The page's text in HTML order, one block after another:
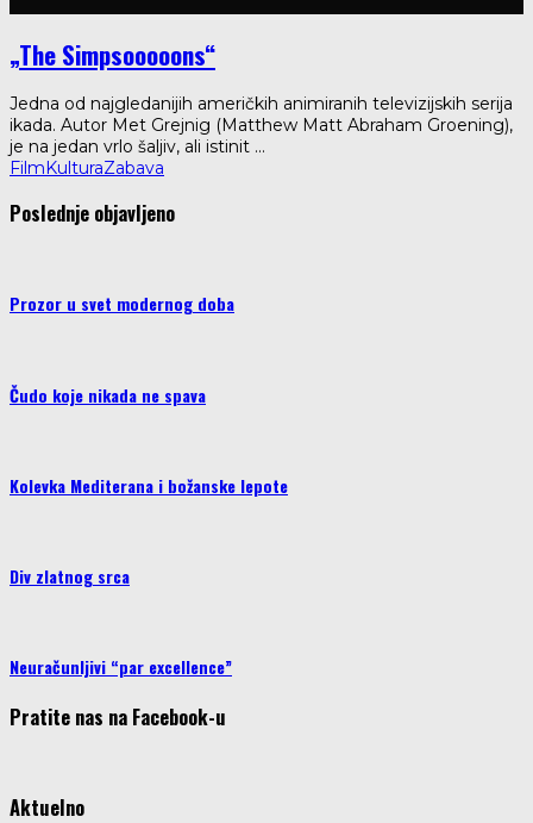
„The Simpsooooons“
Jedna od najgledanijih američkih animiranih televizijskih serija
ikada. Autor Met Grejnig (Matthew Matt Abraham Groening),
je na jedan vrlo šaljiv, ali istinit ...
FilmKulturaZabava
Poslednje objavljeno
Prozor u svet modernog doba
Čudo koje nikada ne spava
Kolevka Mediterana i božanske lepote
Div zlatnog srca
Neuračunljivi “par excellence”
Pratite nas na Facebook-u
Aktuelno